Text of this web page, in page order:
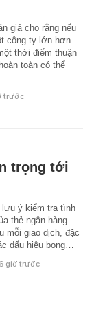
giả cho rằng nếu
công ty lớn hơn
thời điểm thuận
toàn có thể
trước
trọng tới
ý kiểm tra tình
thẻ ngân hàng
mỗi giao dịch, đặc
dấu hiệu bong…
6 giờ trước